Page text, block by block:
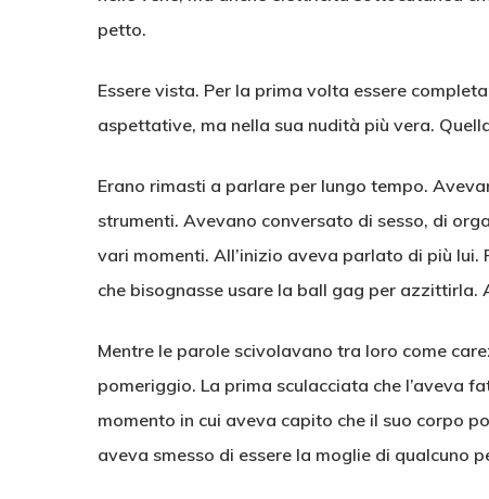
petto.
Essere vista. Per la prima volta essere
aspettative, ma nella sua nudità più vera.
Erano rimasti a parlare per lungo tempo.
strumenti. Avevano conversato di sesso, di
vari momenti. All’inizio aveva parlato di più
che bisognasse usare la ball gag per azzittirla.
Mentre le parole scivolavano tra loro come
pomeriggio. La prima sculacciata che l’aveva
momento in cui aveva capito che il suo corpo
aveva smesso di essere la moglie di qualcuno